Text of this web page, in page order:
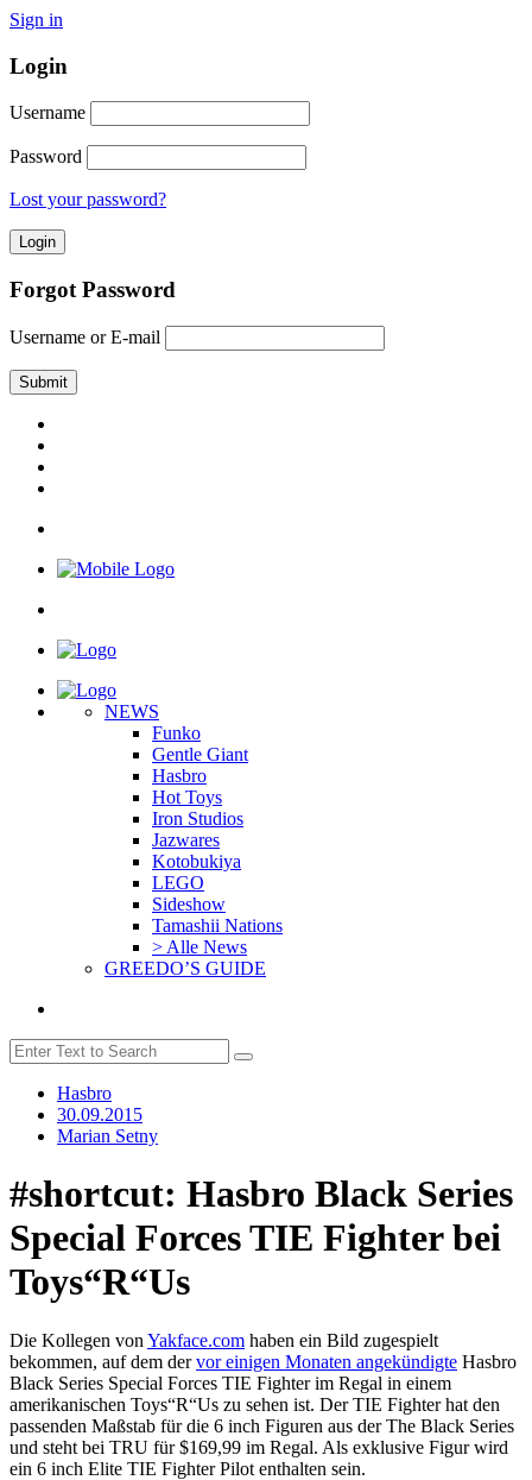
Sign in
Login
Username
Password
Lost your password?
Forgot Password
Username or E-mail
NEWS
Funko
Gentle Giant
Hasbro
Hot Toys
Iron Studios
Jazwares
Kotobukiya
LEGO
Sideshow
Tamashii Nations
> Alle News
GREEDO’S GUIDE
Hasbro
30.09.2015
Marian Setny
#shortcut: Hasbro Black Series
Special Forces TIE Fighter bei
Toys“R“Us
Die Kollegen von Yakface.com haben ein Bild zugespielt
bekommen, auf dem dervor einigen Monaten angekündigte Hasbro
Black Series Special Forces TIE Fighter im Regal in einem
amerikanischen Toys“R“Us zu sehen ist. Der TIE Fighter hat den
passenden Maßstab für die 6 inch Figuren aus der The Black Series
und steht bei TRU für $169,99 im Regal. Als exklusive Figur wird
ein 6 inch Elite TIE Fighter Pilot enthalten sein.